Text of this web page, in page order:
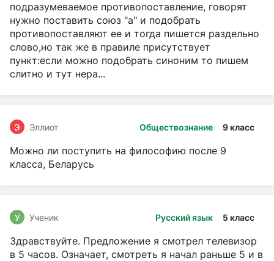
подразумеваемое противопоставление, говорят
нужно поставить союз "а" и подобрать
противопоставляют ее и тогда пишется раздельно
слово,но так же в правиле присутствует
пункт:если можно подобрать синоним то пишем
слитно и тут нера...
Обществознание 9 класс
Э Эллиот
Можно ли поступить на философию после 9
класса, Беларусь
Русский язык 5 класс
У Ученик
Здравствуйте. Предложение я смотрел телевизор
в 5 часов. Означает, смотреть я начал раньше 5 и в